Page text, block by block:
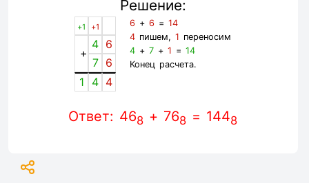
Решение:
+1 +1
+
4 6
7 6
1
4 4
6 +6 =14
4 пишем,1 переносим
4 +7 +1 =14
Конец расчета.
Ответ: 468 + 768 = 1448